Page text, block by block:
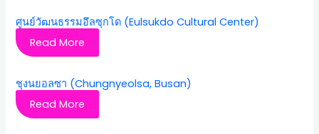
ศูนย์วัฒนธรรมอึลซุกโด (Eulsukdo Cultural Center)
Read More
ชุงนยอลซา (Chungnyeolsa, Busan)
Read More